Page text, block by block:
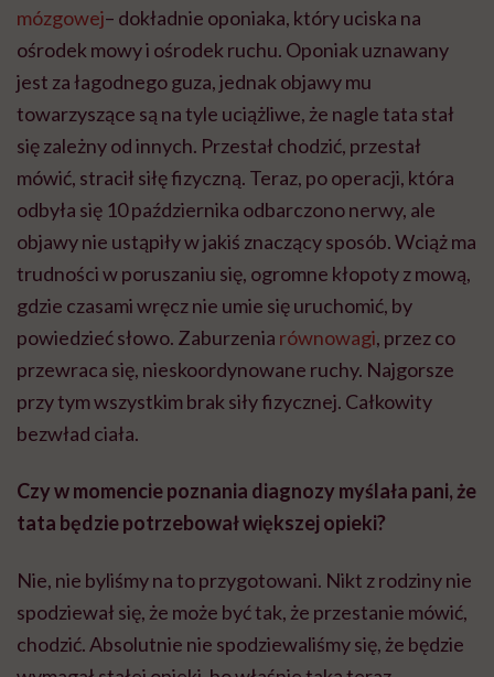
mózgowej– dokładnie oponiaka, który uciska na
ośrodek mowy i ośrodek ruchu. Oponiak uznawany
jest za łagodnego guza, jednak objawy mu
towarzyszące są na tyle uciążliwe, że nagle tata stał
się zależny od innych. Przestał chodzić, przestał
mówić, stracił siłę fizyczną. Teraz, po operacji, która
odbyła się 10 października odbarczono nerwy, ale
objawy nie ustąpiły w jakiś znaczący sposób. Wciąż ma
trudności w poruszaniu się, ogromne kłopoty z mową,
gdzie czasami wręcz nie umie się uruchomić, by
powiedzieć słowo. Zaburzenia równowagi, przez co
przewraca się, nieskoordynowane ruchy. Najgorsze
przy tym wszystkim brak siły fizycznej. Całkowity
bezwład ciała.
Czy w momencie poznania diagnozy myślała pani, że
tata będzie potrzebował większej opieki?
Nie, nie byliśmy na to przygotowani. Nikt z rodziny nie
spodziewał się, że może być tak, że przestanie mówić,
chodzić. Absolutnie nie spodziewaliśmy się, że będzie